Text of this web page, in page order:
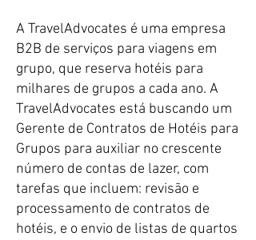
A TravelAdvocates é uma empresa
B2B de serviços para viagens em
grupo, que reserva hotéis para
milhares de grupos a cada ano. A
TravelAdvocates está buscando um
Gerente de Contratos de Hotéis para
Grupos para auxiliar no crescente
número de contas de lazer, com
tarefas que incluem: revisão e
processamento de contratos de
hotéis, e o envio de listas de quartos